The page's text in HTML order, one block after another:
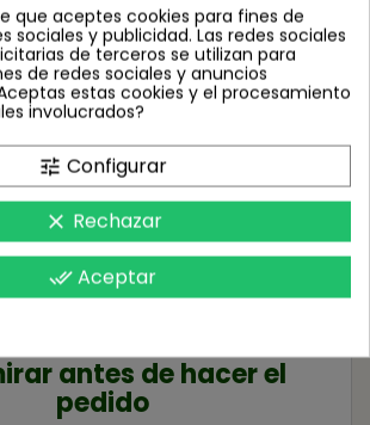
Encarsia formosa Eretmocerus
. Son muy específicos y funcionan
cuando la plaga está en fase inicial.
Crisopas
carnea es un auxiliar muy polivalente. Sus
de pulgones, pequeñas orugas y otras
una buena opción cuando hay varias
tiempo.
antes de hacer el
pedido
que aceptes cookies para fines de
sociales y publicidad. Las redes sociales
de terceros se utilizan para
de redes sociales y anuncios
estas cookies y el procesamiento
involucrados?
tune Configurar
clear Rechazar
done_all Aceptar